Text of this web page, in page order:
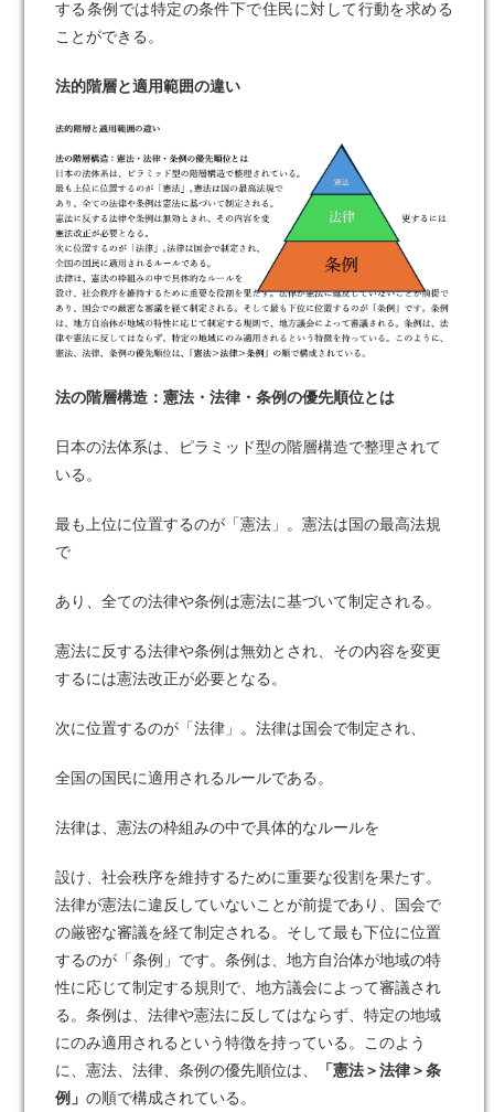
する条例では特定の条件下で住民に対して行動を求める
ことができる。
法的階層と適用範囲の違い
法の階層構造：憲法・法律・条例の優先順位とは
日本の法体系は、ピラミッド型の階層構造で整理されて
いる。
最も上位に位置するのが「憲法」。憲法は国の最高法規
で
あり、全ての法律や条例は憲法に基づいて制定される。
憲法に反する法律や条例は無効とされ、その内容を変更
するには憲法改正が必要となる。
次に位置するのが「法律」。法律は国会で制定され、
全国の国民に適用されるルールである。
法律は、憲法の枠組みの中で具体的なルールを
設け、社会秩序を維持するために重要な役割を果たす。
法律が憲法に違反していないことが前提であり、国会で
の厳密な審議を経て制定される。そして最も下位に位置
するのが「条例」です。条例は、地方自治体が地域の特
性に応じて制定する規則で、地方議会によって審議され
る。条例は、法律や憲法に反してはならず、特定の地域
にのみ適用されるという特徴を持っている。このよう
に、憲法、法律、条例の優先順位は、
「憲法＞法律＞条
例」 の順で構成されている。